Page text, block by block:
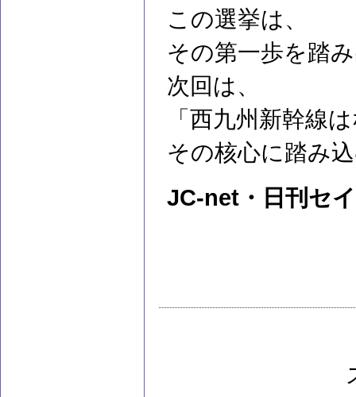
この選挙は、
その第一歩を踏
次回は、
「西九州新幹線
その核心に踏み
JC-net・日刊セ